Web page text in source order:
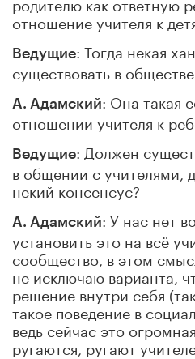
отношение учителя к
Ведущие: Тогда некая
существовать в обществе.
А. Адамский: Она такая
отношении учителя к
Ведущие: Должен
в общении с учителями,
некий консенсус?
А. Адамский: У нас нет
установить это на всё
сообщество, в этом
не исключаю варианта,
решение внутри себя
такое поведение в
ведь сейчас это
ругаются, ругают